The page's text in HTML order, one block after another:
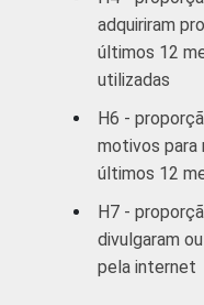
RENDA
FAMILIAR
adquiriram
últimos 12
utilizadas
H6 -
motivos para
últimos 12
H7 -
divulgaram
pela internet